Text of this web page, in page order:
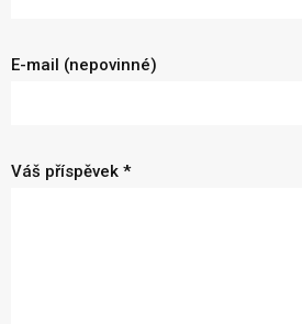
E-mail (nepovinné)
Váš příspěvek *